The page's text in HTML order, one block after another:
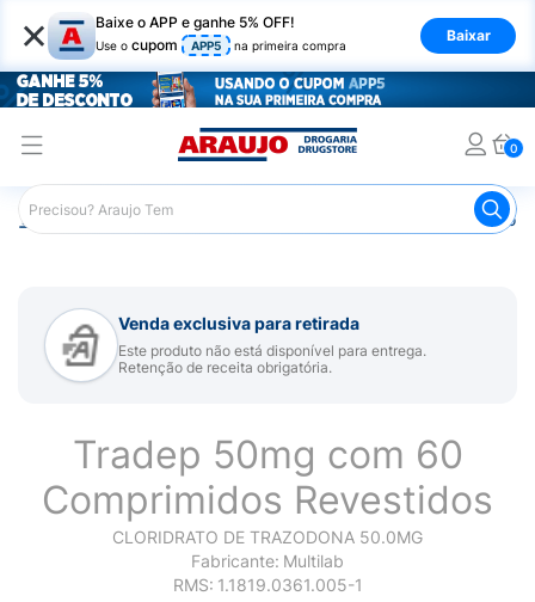
× Baixe o APP e ganhe 5% OFF!
Use o cupom APP5 na primeira compra
Baixar
0
Araujo Medicamentos Remédio para Sistema Nervoso
Venda exclusiva para retirada
Este produto não está disponível para entrega.
Retenção de receita obrigatória.
Tradep 50mg com 60
Comprimidos Revestidos
CLORIDRATO DE TRAZODONA 50.0MG
Fabricante: Multilab
RMS: 1.1819.0361.005-1